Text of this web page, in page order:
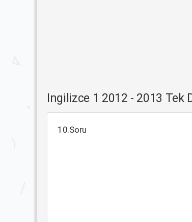
Ingilizce 1 2012 - 2013 Tek
10.Soru